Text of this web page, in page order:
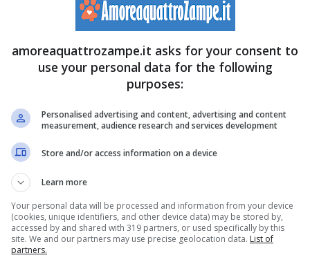
a problemi di salute
legati alle ossa ed alle
questa razza di cani, non legato necessariamente
in ogni razza di cani. Accumulo di tartaro,
potrebbero esserci conseguenze anche agli organi
amoreaquattrozampe.it asks for your consent to
use your personal data for the following
purposes:
Personalised advertising and content, advertising and content
measurement, audience research and services development
Store and/or access information on a device
Learn more
Your personal data will be processed and information from your device
(cookies, unique identifiers, and other device data) may be stored by,
accessed by and shared with 319 partners, or used specifically by this
site. We and our partners may use precise geolocation data. List of
partners.